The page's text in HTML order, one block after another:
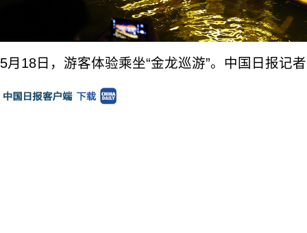
5月18日，游客体验乘坐“金龙巡游”。中国日报记